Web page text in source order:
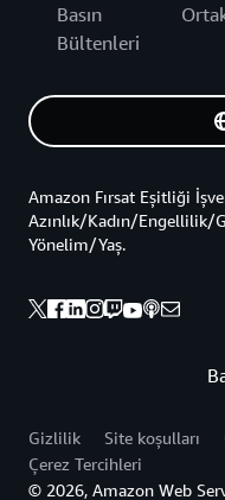
Basın
Bültenleri
Amazon Fırsat Eşitliği
Azınlık/Kadın/
Yönelim/Yaş.
Gizlilik Site koşulları
Çerez Tercihleri
© 2026, Amazon Web